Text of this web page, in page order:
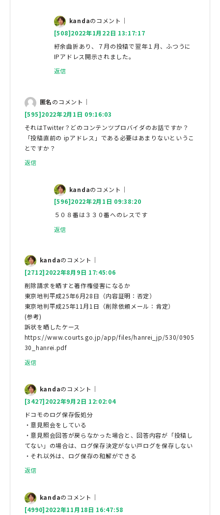
kandaのコメント｜
[508]2022年1月22日 13:17:17
紆余曲折あり、７月の投稿で翌年１月、ふつうに
IPアドレス開示されました。
返信
匿名のコメント｜
[595]2022年2月1日 09:16:03
それはTwitter？どのコンテンツプロバイダのお話ですか？
「投稿直前の ipアドレス」である必要はあまりないというこ
とですか？
返信
kandaのコメント｜
[596]2022年2月1日 09:38:20
５０８番は３３０番へのレスです
返信
kandaのコメント｜
[2712]2022年8月9日 17:45:06
削除請求を晒すと著作権侵害になるか
東京地判平成25年6月28日（内容証明：否定）
東京地判平成25年11月1日（削除依頼メール：肯定）
(参考)
訴状を晒したケース
https://www.courts.go.jp/app/files/hanrei_jp/530/0905
30_hanrei.pdf
返信
kandaのコメント｜
[3427]2022年9月2日 12:02:04
ドコモのログ保存仮処分
・意見照会をしている
・意見照会回答が戻らなかった場合と、回答内容が「投稿し
てない」の場合は、ログ保存決定がない戸ログを保存しない
・それ以外は、ログ保存の和解ができる
返信
kandaのコメント｜
[4990]2022年11月18日 16:47:58